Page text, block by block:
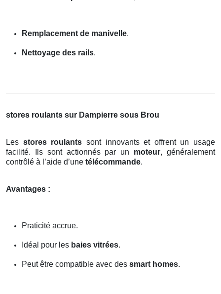
Remplacement de manivelle.
Nettoyage des rails.
stores roulants sur Dampierre sous Brou
Les stores roulants sont innovants et offrent un usage
facilité. Ils sont actionnés par un moteur, généralement
contrôlé à l’aide d’une télécommande.
Avantages :
Praticité accrue.
Idéal pour les baies vitrées.
Peut être compatible avec des smart homes.